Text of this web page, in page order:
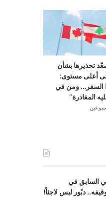
تحذيرها بشأن
أعلى مستوى:
السفر… ومن في
المغادرة”
السابق في
دبّور ليس لاجئاً!